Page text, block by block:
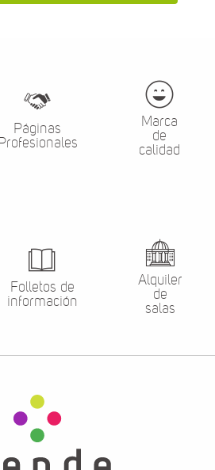
Páginas
Marca
de
calidad
Folletos de
información
Alquiler
de
salas